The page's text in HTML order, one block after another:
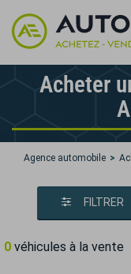
Acheter
Agence automobile
FILTRER
0 véhicules à la vente